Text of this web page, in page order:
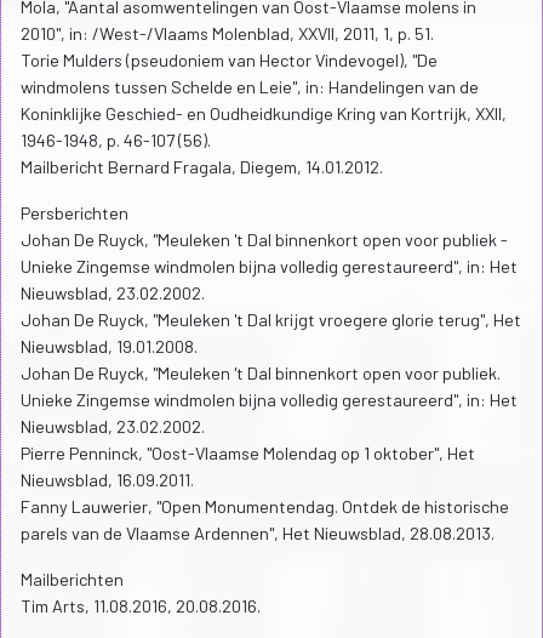
Mola, "Aantal asomwentelingen van Oost-Vlaamse molens in
2010", in: /West-/Vlaams Molenblad, XXVII, 2011, 1, p. 51.
Torie Mulders (pseudoniem van Hector Vindevogel), "De
windmolens tussen Schelde en Leie", in: Handelingen van de
Koninklijke Geschied- en Oudheidkundige Kring van Kortrijk, XXII,
1946-1948, p. 46-107 (56).
Mailbericht Bernard Fragala, Diegem, 14.01.2012.
Persberichten
Johan De Ruyck, "Meuleken 't Dal binnenkort open voor publiek -
Unieke Zingemse windmolen bijna volledig gerestaureerd", in: Het
Nieuwsblad, 23.02.2002.
Johan De Ruyck, "Meuleken 't Dal krijgt vroegere glorie terug", Het
Nieuwsblad, 19.01.2008.
Johan De Ruyck, "Meuleken 't Dal binnenkort open voor publiek.
Unieke Zingemse windmolen bijna volledig gerestaureerd", in: Het
Nieuwsblad, 23.02.2002.
Pierre Penninck, "Oost-Vlaamse Molendag op 1 oktober", Het
Nieuwsblad, 16.09.2011.
Fanny Lauwerier, "Open Monumentendag. Ontdek de historische
parels van de Vlaamse Ardennen", Het Nieuwsblad, 28.08.2013.
Mailberichten
Tim Arts, 11.08.2016, 20.08.2016.